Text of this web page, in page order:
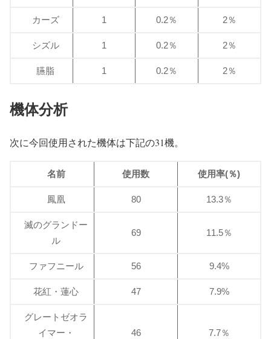
カーズ 1 0.2％ 2％
シズル 1 0.2％ 2％
臙脂 1 0.2％ 2％
機体分析
次に今回使用された機体は下記の31機。
名前 使用数 使用率(％)
鳳凰 80 13.3％
滅のグランドー
ル
69 11.5％
ファフニール 56 9.4%
花紅・蓮心 47 7.9%
グレートゼオラ
イマー・
46 7.7％